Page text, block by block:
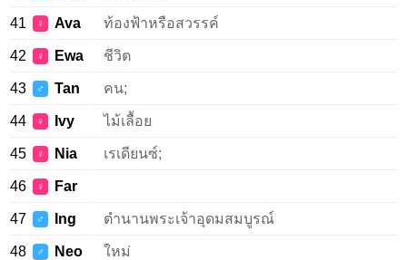
41 ♀ Ava ท้องฟ้าหรือสวรรค์
42 ♀ Ewa ชีวิต
43 ♂ Tan คน;
44 ♀ Ivy ไม้เลื้อย
45 ♀ Nia เรเดียนซ์;
46 ♀ Far
47 ♂ Ing ตำนานพระเจ้าอุดมสมบูรณ์
48 ♂ Neo ใหม่